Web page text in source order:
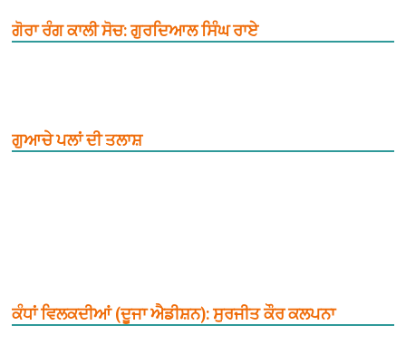
ਗੋਰਾ ਰੰਗ ਕਾਲੀ ਸੋਚ: ਗੁਰਦਿਆਲ ਸਿੰਘ ਰਾਏ
ਗੁਆਚੇ ਪਲਾਂ ਦੀ ਤਲਾਸ਼
ਕੰਧਾਂ ਵਿਲਕਦੀਆਂ (ਦੂਜਾ ਐਡੀਸ਼ਨ): ਸੁਰਜੀਤ ਕੌਰ ਕਲਪਨਾ